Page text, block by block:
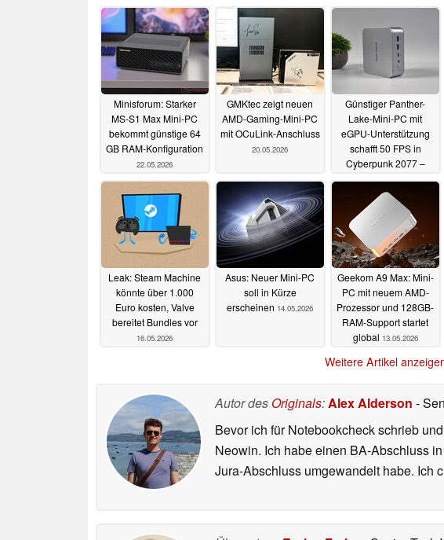
Minisforum: Starker
MS-S1 Max Mini-PC
bekommt günstige 64
GB RAM-Konfiguration
22.05.2026
GMKtec zeigt neuen
AMD-Gaming-Mini-PC
mit OCuLink-Anschluss
20.05.2026
Günstiger Panther-
Lake-Mini-PC mit
eGPU-Unterstützung
schafft 50 FPS in
Cyberpunk 2077 –
ohne Frame
Generation20.05.2026
Leak: Steam Machine
könnte über 1.000
Euro kosten, Valve
bereitet Bundles vor
16.05.2026
Asus: Neuer Mini-PC
soll in Kürze
erscheinen 14.05.2026
Geekom A9 Max: Mini-
PC mit neuem AMD-
Prozessor und 128GB-
RAM-Support startet
global 13.05.2026
Weitere Artikel
Autor des Originals:Alex Alderson -
Bevor ich für Notebookcheck schrieb
Neowin. Ich habe einen BA-Abschluss
Jura-Abschluss umgewandelt habe. Ich